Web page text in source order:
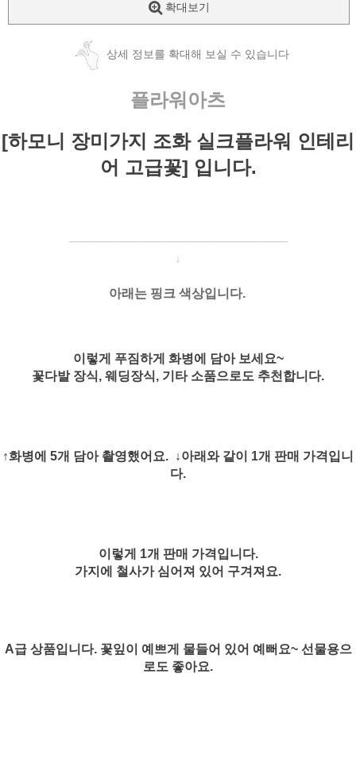
확대보기
상세 정보를 확대해 보실 수 있습니다
플라워아츠
[하모니 장미가지 조화 실크플라워 인테리
어 고급꽃] 입니다.
─────────────────────────
↓
아래는 핑크 색상입니다.
이렇게 푸짐하게 화병에 담아 보세요~
꽃다발 장식, 웨딩장식, 기타 소품으로도 추천합니다.
↑화병에 5개 담아 촬영했어요. ↓아래와 같이 1개 판매 가격입니
다.
이렇게 1개 판매 가격입니다.
가지에 철사가 심어져 있어 구겨져요.
A급 상품입니다. 꽃잎이 예쁘게 물들어 있어 예뻐요~ 선물용으
로도 좋아요.